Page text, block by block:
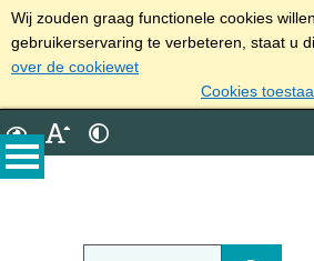
Wij zouden graag functionele cookies
gebruikerservaring te verbeteren, staat u
over de cookiewet
Cookies